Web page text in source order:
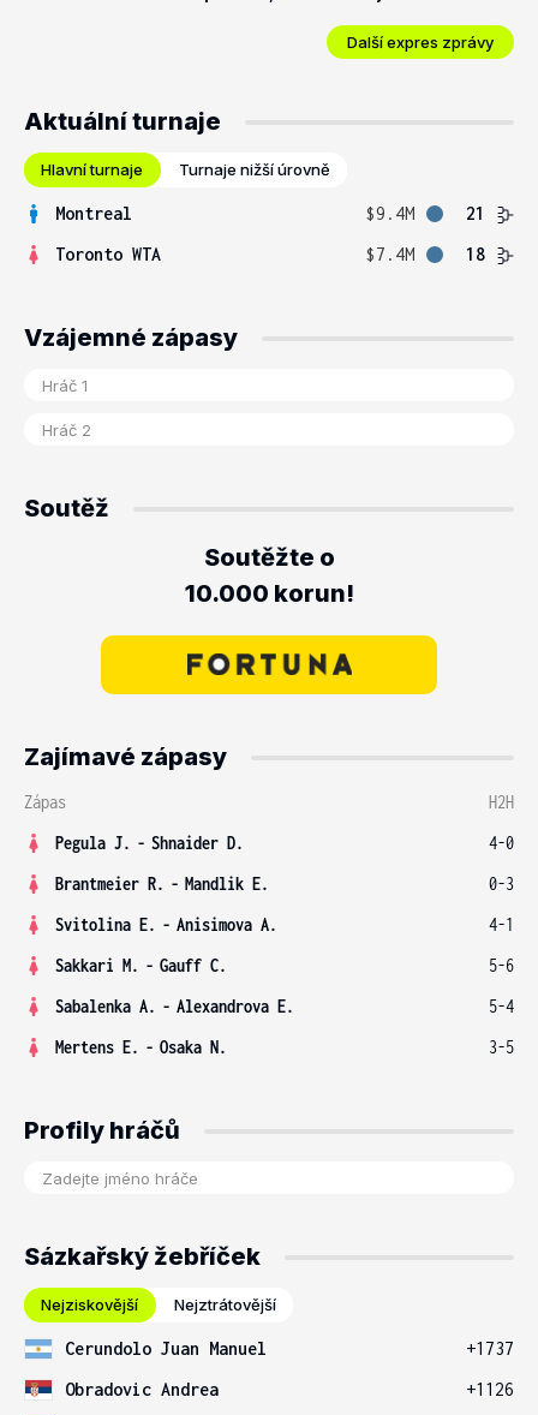
Další expres zprávy
Aktuální turnaje
Hlavní turnaje Turnaje nižší úrovně
Montreal $9.4M
21
Toronto WTA
$7.4M 18
Vzájemné zápasy
Soutěž
Soutěžte o
10.000 korun!
Zajímavé zápasy
Zápas
H2H
Pegula J. - Shnaider D.
4-0
Brantmeier R. - Mandlik E.
0-3
Svitolina E. - Anisimova A.
4-1
Sakkari M. - Gauff C.
5-6
Sabalenka A. - Alexandrova E.
5-4
Mertens E. - Osaka N. 3-5
Profily hráčů
Sázkařský žebříček
Nejziskovější Nejztrátovější
Cerundolo Juan Manuel
+1737
Obradovic Andrea
+1126